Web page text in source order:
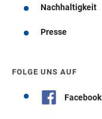
Nachhaltigkeit
Presse
FOLGE UNS AUF
Facebook